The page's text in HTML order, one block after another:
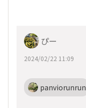
ぴー
2024/02/22 11:09
panviorunrun